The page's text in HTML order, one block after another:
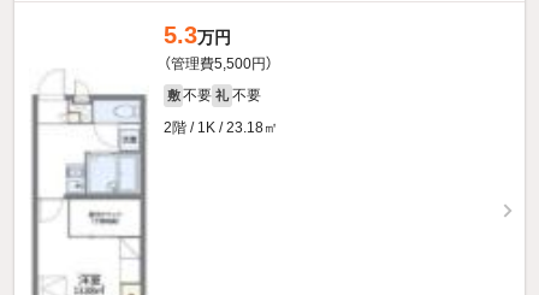
5.3万円
（管理費5,500円）
敷 不要 礼 不要
2階 / 1K / 23.18㎡